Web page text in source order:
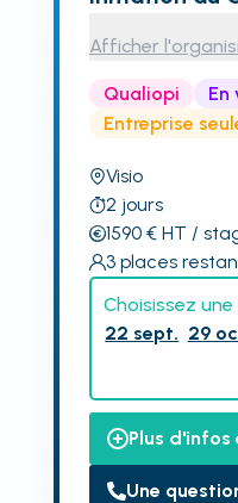
Afficher
Qualiopi En
Entreprise
Visio
2 jours
1590€ HT /
3 places
Choisissez une
22 sept. 29
Plus d'infos
Une